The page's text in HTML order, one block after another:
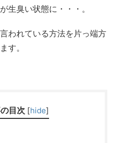
生臭い状態に・・・。
われている方法を片っ端方
す。
目次 [hide]